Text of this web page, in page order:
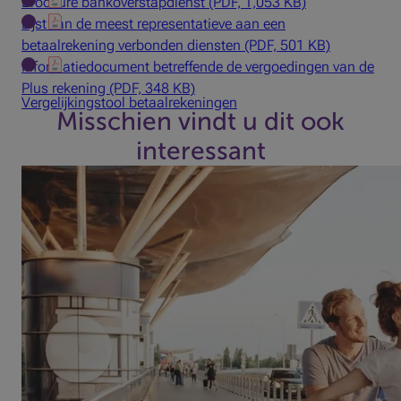
Lijst van de meest representatieve aan een
betaalrekening verbonden diensten (PDF, 501 KB)
Informatiedocument betreffende de vergoedingen van de
Plus rekening (PDF, 348 KB)
Vergelijkingstool betaalrekeningen
Misschien vindt u dit ook
interessant